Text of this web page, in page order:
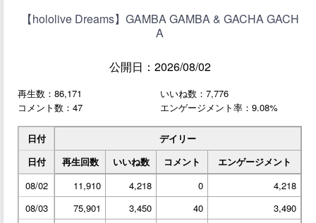
【hololive Dreams】GAMBA GAMBA & GACHA GACH
A
公開日：2026/08/02
再生数：86,171
いいね数：7,776
コメント数：47
エンゲージメント率：9.08%
日付
デイリー
日付
再生回数 いいね数 コメント
エンゲージメント
08/02
11,910 4,218 0
4,218
08/03
75,901 3,450 40
3,490